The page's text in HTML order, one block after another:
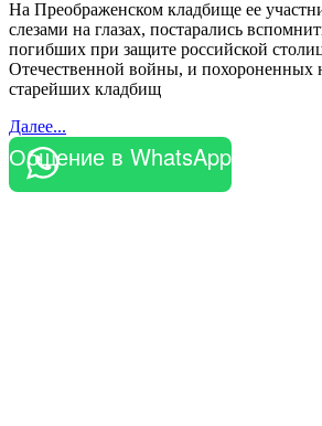
На Преображенском кладбище ее
слезами на глазах, постарались
погибших при защите российской
Отечественной войны, и похороненных
старейших кладбищ
Далее...
Общение в WhatsApp